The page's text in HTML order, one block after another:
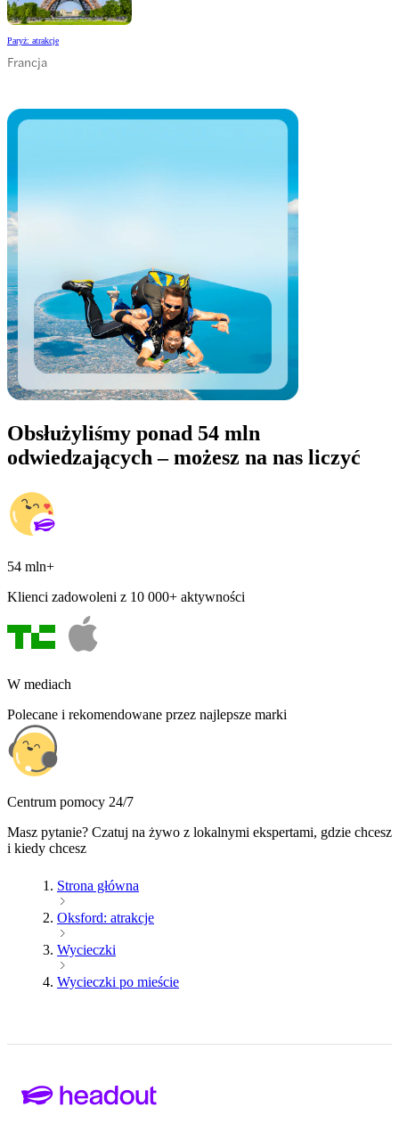
Paryż: atrakcje
Francja
Obsłużyliśmy ponad 54 mln
odwiedzających – możesz na nas liczyć
54 mln+
Klienci zadowoleni z 10 000+ aktywności
W mediach
Polecane i rekomendowane przez najlepsze marki
Centrum pomocy 24/7
Masz pytanie? Czatuj na żywo z lokalnymi ekspertami, gdzie chcesz
i kiedy chcesz
Strona główna
Oksford: atrakcje
Wycieczki
Wycieczki po mieście